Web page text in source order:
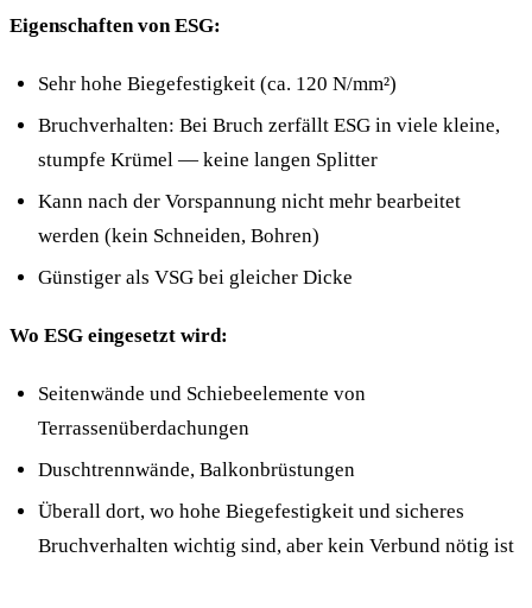
Eigenschaften von ESG:
Sehr hohe Biegefestigkeit (ca. 120 N/mm²)
Bruchverhalten: Bei Bruch zerfällt ESG in viele kleine,
stumpfe Krümel — keine langen Splitter
Kann nach der Vorspannung nicht mehr bearbeitet
werden (kein Schneiden, Bohren)
Günstiger als VSG bei gleicher Dicke
Wo ESG eingesetzt wird:
Seitenwände und Schiebeelemente von
Terrassenüberdachungen
Duschtrennwände, Balkonbrüstungen
Überall dort, wo hohe Biegefestigkeit und sicheres
Bruchverhalten wichtig sind, aber kein Verbund nötig ist